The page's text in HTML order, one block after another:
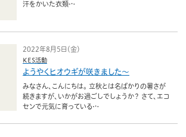
汗をかいた衣類…
2022年8月5日（金）
KES活動
ようやくヒオウギが咲きました〜
みなさん、こんにちは。 立秋とは名ばかりの暑さが
続きますが、いかがお過ごしでしょうか？ さて、エコ
センで元気に育っている…